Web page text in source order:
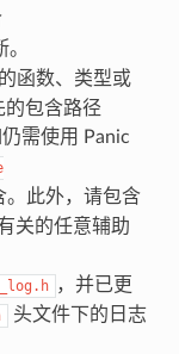
函数、类型或
的包含路径
需使用 Panic
。此外，请包含
关的任意辅助
，并已更
头文件下的日志